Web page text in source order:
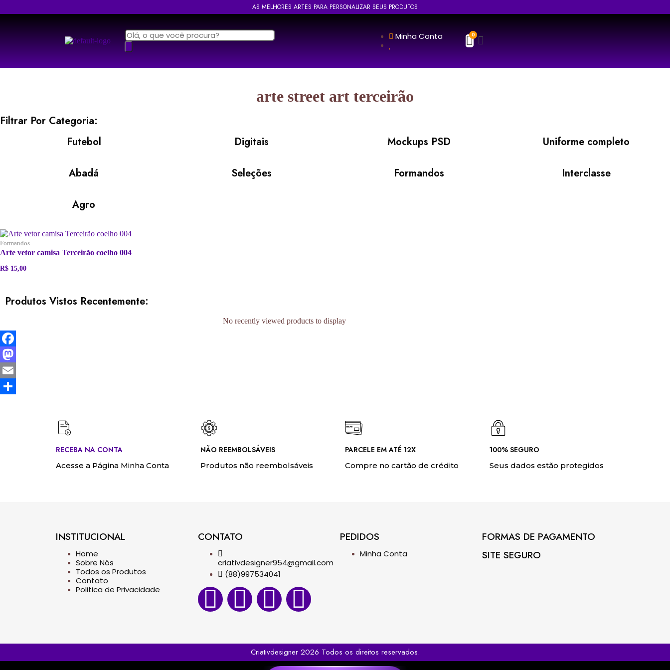
AS MELHORES ARTES PARA PERSONALIZAR SEUS PRODUTOS
Minha Conta
arte street art terceirão
Filtrar Por Categoria:
Futebol
Digitais Mockups PSD Uniforme completo
Abadá Seleções Formandos Interclasse
Agro
Formandos
Arte vetor camisa Terceirão coelho 004
R$ 15,00
Produtos Vistos Recentemente:
No recently viewed products to display
Facebook
Mastodon
Email
RECEBA NA CONTA
Acesse a Página Minha Conta
NÃO REEMBOLSÁVEIS
Produtos não reembolsáveis
PARCELE EM ATÉ 12X
Compre no cartão de crédito
100% SEGURO
Seus dados estão protegidos
INSTITUCIONAL
Home
Sobre Nós
Todos os Produtos
Contato
Politica de Privacidade
CONTATO
criativdesigner954@gmail.com
(88)997534041
PEDIDOS
Minha Conta
FORMAS DE PAGAMENTO
SITE SEGURO
Criativdesigner 2026 Todos os direitos reservados.